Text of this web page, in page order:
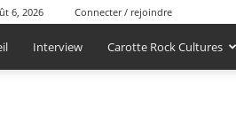
6, 2026 Connecter / rejoindre
Interview Carotte Rock Cultures